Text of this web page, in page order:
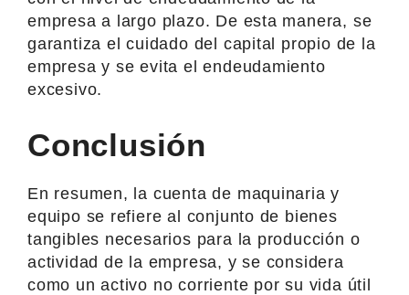
empresa a largo plazo. De esta manera, se
garantiza el cuidado del capital propio de la
empresa y se evita el endeudamiento
excesivo.
Conclusión
En resumen, la cuenta de maquinaria y
equipo se refiere al conjunto de bienes
tangibles necesarios para la producción o
actividad de la empresa, y se considera
como un activo no corriente por su vida útil